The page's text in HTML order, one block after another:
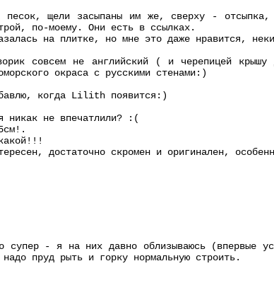
песок, щели засыпаны им же, сверху -
по-моему. Они есть в ссылках.
на плитке, но мне это даже нравится,
совсем не английский ( и черепицей
окраса с русскими стенами:)
когда Lilith появится:)
никак не впечатлили? :(
достаточно скромен и оригинален,
супер - я на них давно облизываюсь
пруд рыть и горку нормальную строить.